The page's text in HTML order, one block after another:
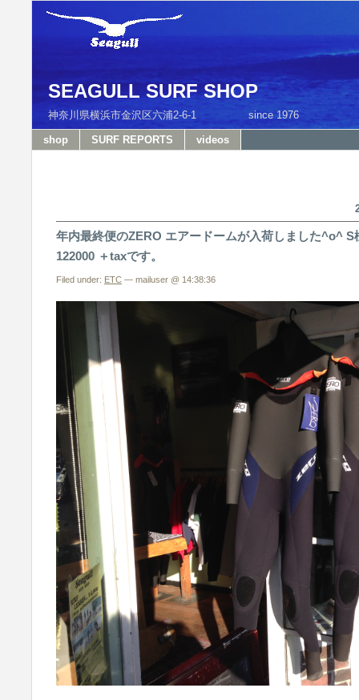
SEAGULL SURF SHOP
神奈川県横浜市金沢区六浦2-6-1 since
shop SURF REPORTS videos
年内最終便のZERO エアードームが入荷しました^o^
122000 ＋taxです。
Filed under: ETC — mailuser @ 14:38:36